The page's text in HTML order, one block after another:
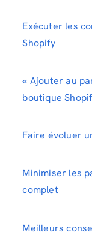
Exécuter les
Shopify
« Ajouter au
boutique
Faire évoluer
Minimiser les
complet
Meilleurs